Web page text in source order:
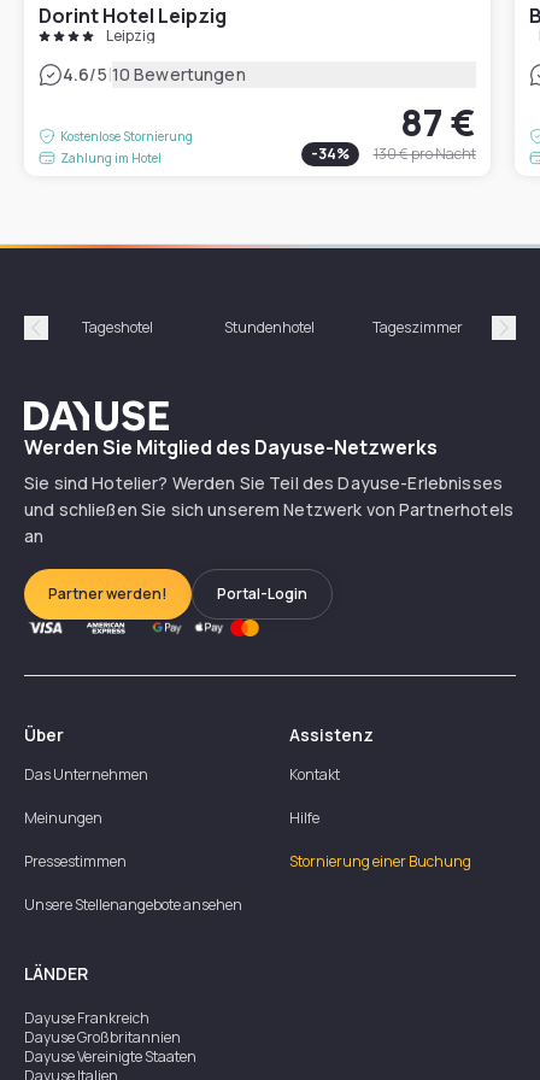
Dorint Hotel Leipzig
Leipzig
4.6/5|10 Bewertungen
Kostenlose Stornierung
Zahlung im Hotel
87 €
-34% 130 €pro Nacht
Précédent
Tageshotel Stundenhotel Tageszimmer
Dayuse
Werden Sie Mitglied des Dayuse-Netzwerks
Sie sind Hotelier? Werden Sie Teil des Dayuse-Erlebnisses
und schließen Sie sich unserem Netzwerk von Partnerhotels
an
Partner werden! Portal-Login
Über
Das Unternehmen
Meinungen
Pressestimmen
Unsere Stellenangebote ansehen
Assistenz
Kontakt
Hilfe
Stornierung einer Buchung
LÄNDER
DayuseFrankreich
DayuseGroßbritannien
DayuseVereinigte Staaten
DayuseItalien